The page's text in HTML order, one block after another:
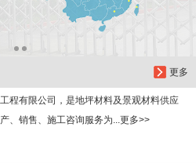
更多
有限公司，是地坪材料及景观材料供应
、销售、施工咨询服务为...更多>>